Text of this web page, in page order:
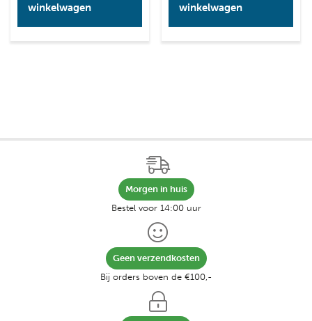
winkelwagen
winkelwagen
Morgen in huis
Bestel voor 14:00 uur
Geen verzendkosten
Bij orders boven de €100,-